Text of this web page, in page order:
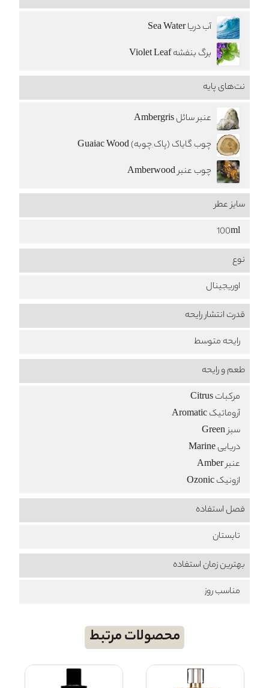
آب دریا Sea Water
برگ بنفشه Violet Leaf
نت‌های پایه
عنبر سائل Ambergris
چوب گایاک (پاک چوبه) Guaiac Wood
چوب عنبر Amberwood
سایز عطر
100ml
نوع
اوریجینال
قدرت انتشار رایحه
رایحه متوسط
طعم‌ و رایحه
مرکبات Citrus
آروماتیک Aromatic
سبز Green
دریایی Marine
عنبر Amber
ازونیک Ozonic
فصل استفاده
تابستان
بهترین زمان استفاده
مناسب روز
محصولات مرتبط